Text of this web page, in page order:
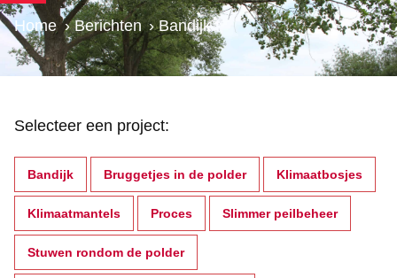
Home › Berichten › Bandijk
Selecteer een project:
Bandijk Bruggetjes in de polder Klimaatbosjes
Klimaatmantels Proces Slimmer peilbeheer
Stuwen rondom de polder